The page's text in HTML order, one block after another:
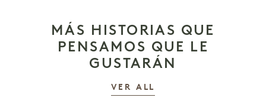
MÁS HISTORIAS QUE
PENSAMOS QUE LE
GUSTARÁN
VER ALL